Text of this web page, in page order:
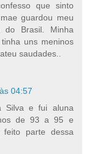
que sinto
guardou meu
Brasil. Minha
uns meninos
saudades..
04:57
Silva e fui aluna
de 93 a 95 e
parte dessa